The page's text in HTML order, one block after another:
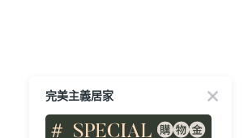
完美主義居家